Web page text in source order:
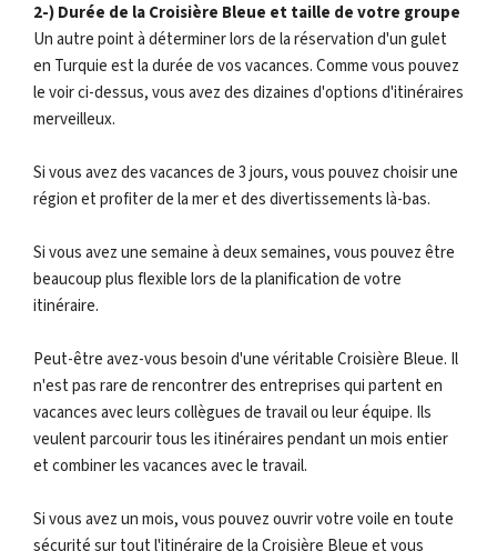
2-) Durée de la Croisière Bleue et taille de votre groupe
Un autre point à déterminer lors de la réservation d'un gulet
en Turquie est la durée de vos vacances. Comme vous pouvez
le voir ci-dessus, vous avez des dizaines d'options d'itinéraires
merveilleux.
Si vous avez des vacances de 3 jours, vous pouvez choisir une
région et profiter de la mer et des divertissements là-bas.
Si vous avez une semaine à deux semaines, vous pouvez être
beaucoup plus flexible lors de la planification de votre
itinéraire.
Peut-être avez-vous besoin d'une véritable Croisière Bleue. Il
n'est pas rare de rencontrer des entreprises qui partent en
vacances avec leurs collègues de travail ou leur équipe. Ils
veulent parcourir tous les itinéraires pendant un mois entier
et combiner les vacances avec le travail.
Si vous avez un mois, vous pouvez ouvrir votre voile en toute
sécurité sur tout l'itinéraire de la Croisière Bleue et vous